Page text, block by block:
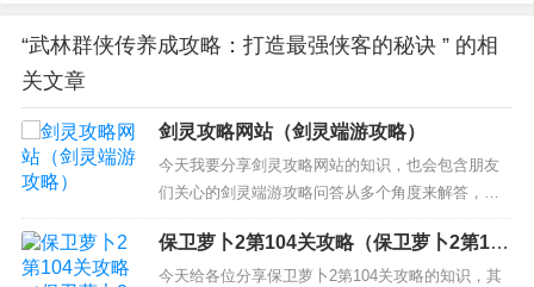
“武林群侠传养成攻略：打造最强侠客的秘诀 ” 的相
关文章
剑灵攻略网站（剑灵端游攻略）
今天我要分享剑灵攻略网站的知识，也会包含朋友
们关心的剑灵端游攻略问答从多个角度来解答，我
希望能够解决你现在遇到的问题！ 本文目录一览：
1、剑灵副本攻略大全 剑灵副本攻略有哪些 2、war3
剑灵攻略 3、剑灵攻略 剑灵副本攻略大全 剑灵副本
保卫萝卜2第104关攻略（保卫萝卜2第104
关攻略水晶萝卜）
今天给各位分享保卫萝卜2第104关攻略的知识，其